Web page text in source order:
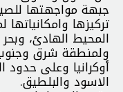
جبهة مواجهتها
تركيزها
المحيط الهادئ،
ولمنطقة شرق
أوكرانيا وعلى حدود
الاسود والبلطيق.